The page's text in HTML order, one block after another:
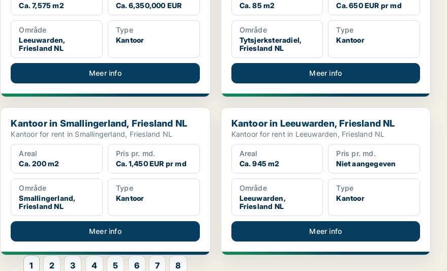
Ca. 7,575 m2
Ca. 6,350,000 EUR
Område
Leeuwarden,
Friesland NL
Type
Kantoor
Meer info
Ca. 85 m2
Ca. 650 EUR pr md
Område
Tytsjerksteradiel,
Friesland NL
Type
Kantoor
Meer info
Kantoor in Smallingerland, Friesland NL
Kantoor in Smallingerland, Friesland NL
Kantoor for rent in Smallingerland, Friesland NL
Areal
Ca. 200 m2
Pris pr. md.
Ca. 1,450 EUR pr md
Område
Smallingerland,
Friesland NL
Type
Kantoor
Meer info
Kantoor in Leeuwarden, Friesland NL
Kantoor in Leeuwarden, Friesland NL
Kantoor for rent in Leeuwarden, Friesland NL
Areal
Ca. 945 m2
Pris pr. md.
Niet aangegeven
Område
Leeuwarden,
Friesland NL
Type
Kantoor
Meer info
1 2 3 4 5 6 7 8